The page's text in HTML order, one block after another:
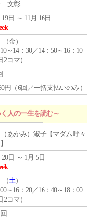
文彰
19日 ～ 11月 16日
（金）
～14：30／14：50～16：10
2コマ）
円（6回／一括支払いのみ）
人の一生を読む～
あかみ）淑子【マダム呼々
20日 ～ 1月 5日
（土）
～16：20／16：40～18：00
2コマ）